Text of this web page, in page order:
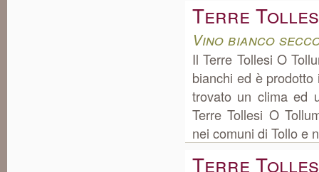
Terre
Vino bianco
Il Terre Tollesi O
bianchi ed è
trovato un clima ed
Terre Tollesi O
nei comuni di Tollo e
Terre